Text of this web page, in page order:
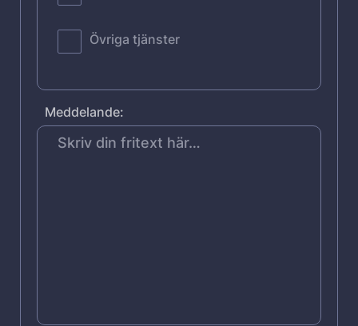
Övriga tjänster
Meddelande: